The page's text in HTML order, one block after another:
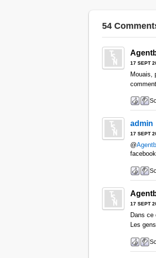
54
17 SEPT
Mouais,
admin
17 SEPT
@
17 SEPT
Dans ce
Les